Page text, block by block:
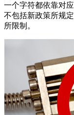
一个字符都依靠对
不包括新政策所规
所限制。